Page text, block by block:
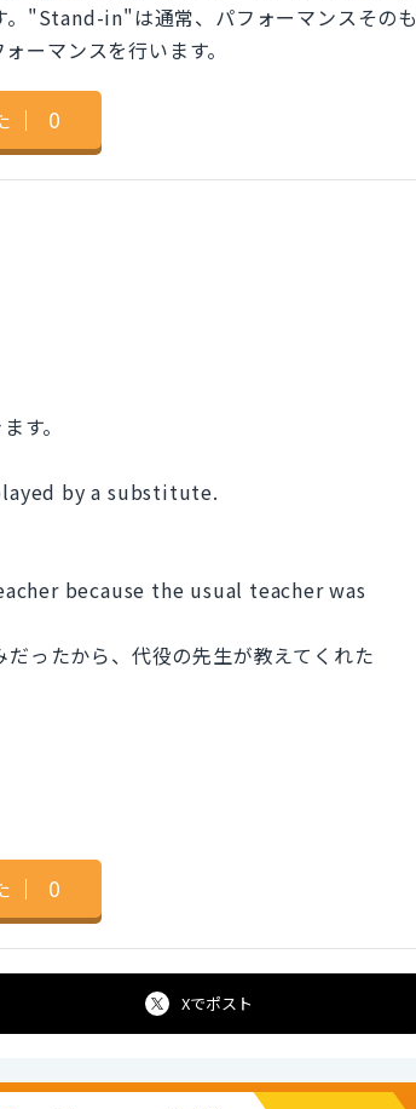
。"Stand-in"は通常、パフォーマンスそのも
マンスを行います。
｜ 0
す。
by a substitute.
because the usual teacher was
ったから、代役の先生が教えてくれた
｜ 0
Xでポスト